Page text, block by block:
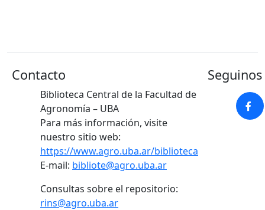
Contacto
Biblioteca Central de la Facultad de
Agronomía – UBA
Para más información, visite
nuestro sitio web:
https://www.agro.uba.ar/biblioteca
E-mail: bibliote@agro.uba.ar
Consultas sobre el repositorio:
rins@agro.uba.ar